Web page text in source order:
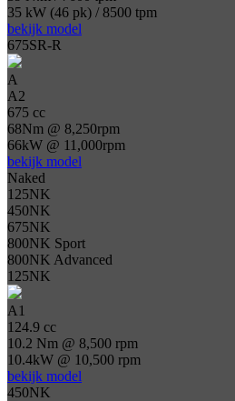
35 kW (46 pk) / 8500 tpm
bekijk model
675SR-R
A
A2
675 cc
68Nm @ 8,250rpm
66kW @ 11,000rpm
bekijk model
Naked
125NK
450NK
675NK
800NK Sport
800NK Advanced
125NK
A1
124.9 cc
10.2 Nm @ 8,500 rpm
10.4kW @ 10,500 rpm
bekijk model
450NK